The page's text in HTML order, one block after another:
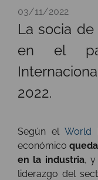
03/11/2022
La socia
en el
2022.
Según elWorld
económico
en la industria, y
liderazgo del